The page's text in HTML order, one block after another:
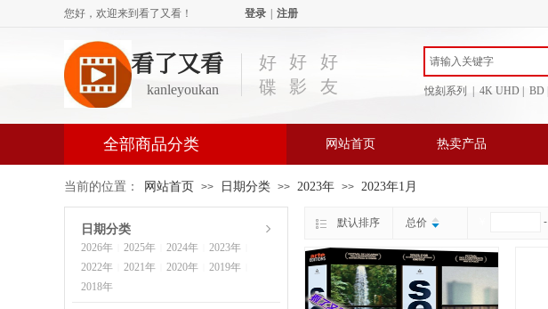
您好，欢迎来到看了又看！ 登录 注册
好
碟
好
影
好
友
悅刻系列 | 4K UHD | BD
看了又看
kanleyoukan
全部商品分类 网站首页 热卖产品
当前的位置： 网站首页 >> 日期分类 >> 2023年 >> 2023年1月
默认排序 总价 -
日期分类
2026年 2025年 2024年 2023年
2022年 2021年 2020年 2019年
2018年